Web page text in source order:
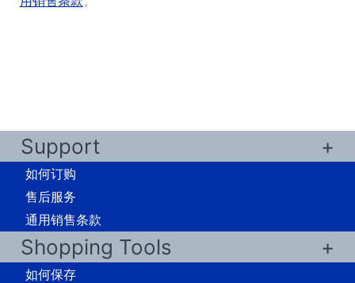
Support
如何订购
售后服务
通用销售条款
Shopping Tools
如何保存